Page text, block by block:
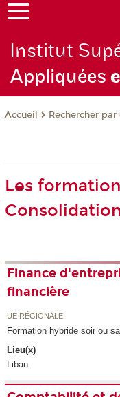
Institut
Appliquées
Accueil Rechercher
Les
Consolidation
Finance
financière
UE RÉGIONALE
Formation hybride soir ou
Lieu(x)
Liban